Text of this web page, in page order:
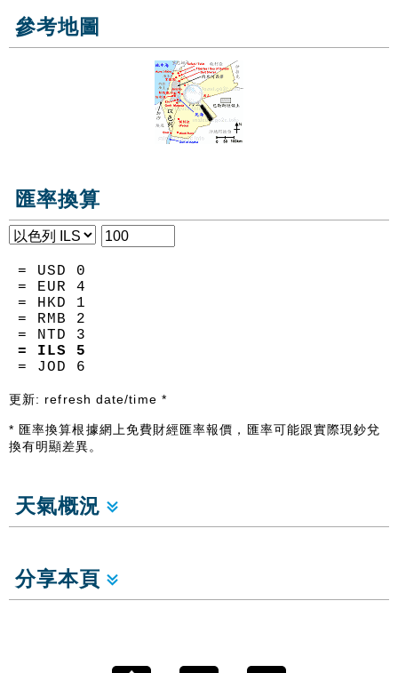
參考地圖
匯率換算
= USD 0
= EUR4
= HKD 1
= RMB 2
= NTD 3
= ILS 5
= JOD 6
更新: refresh date/time *
* 匯率換算根據網上免費財經匯率報價，匯率可能跟實際現鈔兌
換有明顯差異。
天氣概況
分享本頁